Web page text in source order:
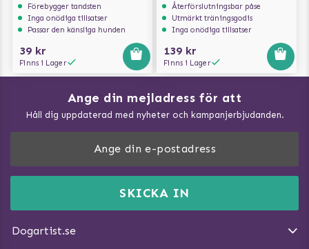
Förebygger tandsten
Inga onödiga tillsatser
Passar den känsliga hunden
39 kr
Finns i Lager
Återförslutningsbar påse
Utmärkt träningsgodis
Inga onödiga tillsatser
139 kr
Finns i Lager
Ange din mejladress för att
Håll dig uppdaterad med nyheter och kampanjerbjudanden.
SKICKA IN
Dogartist.se
DogArtist.se drivs av:
E-post:info@dogartist.se
Vad kan hundar äta?
Träna Nose Work hemma
Så gör du promenaden roligare